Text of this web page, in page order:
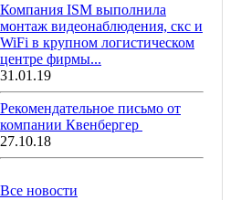
Компания ISM выполнила
монтаж видеонаблюдения, скс и
WiFi в крупном логистическом
центре фирмы...
31.01.19
Рекомендательное письмо от
компании Квенбергер
27.10.18
Все новости